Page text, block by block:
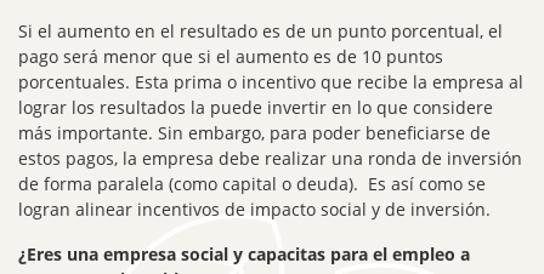
Si el aumento en el resultado es de un punto porcentual, el
pago será menor que si el aumento es de 10 puntos
porcentuales. Esta prima o incentivo que recibe la empresa al
lograr los resultados la puede invertir en lo que considere
más importante. Sin embargo, para poder beneficiarse de
estos pagos, la empresa debe realizar una ronda de inversión
de forma paralela (como capital o deuda). Es así como se
logran alinear incentivos de impacto social y de inversión.
¿Eres una empresa social y capacitas para el empleo a